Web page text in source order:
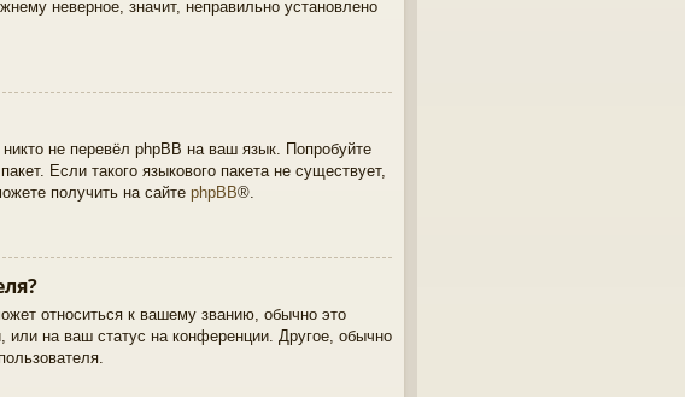
неверное, значит, неправильно установлено
не перевёл phpBB на ваш язык. Попробуйте
Если такого языкового пакета не существует,
получить на сайте phpBB®.
относиться к вашему званию, обычно это
или на ваш статус на конференции. Другое, обычно